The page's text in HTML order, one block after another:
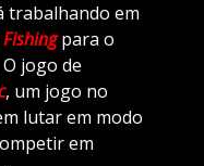
trabalhando em
para o
jogo de
, um jogo no
lutar em modo
em